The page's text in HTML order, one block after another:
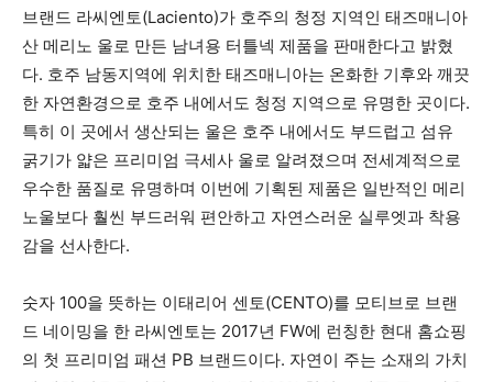
브랜드 라씨엔토(Laciento)가 호주의 청정 지역인 태즈매니아
산 메리노 울로 만든 남녀용 터틀넥 제품을 판매한다고 밝혔
다. 호주 남동지역에 위치한 태즈매니아는 온화한 기후와 깨끗
한 자연환경으로 호주 내에서도 청정 지역으로 유명한 곳이다.
특히 이 곳에서 생산되는 울은 호주 내에서도 부드럽고 섬유
굵기가 얇은 프리미엄 극세사 울로 알려졌으며 전세계적으로
우수한 품질로 유명하며 이번에 기획된 제품은 일반적인 메리
노울보다 훨씬 부드러워 편안하고 자연스러운 실루엣과 착용
감을 선사한다.
숫자 100을 뜻하는 이태리어 센토(CENTO)를 모티브로 브랜
드 네이밍을 한 라씨엔토는 2017년 FW에 런칭한 현대 홈쇼핑
의 첫 프리미엄 패션 PB 브랜드이다. 자연이 주는 소재의 가치